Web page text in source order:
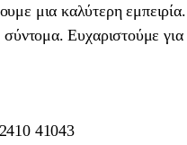
μια καλύτερη εμπειρία.
σύντομα. Ευχαριστούμε για
41043